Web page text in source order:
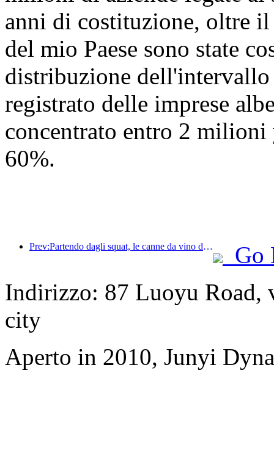
anni di costituzione, oltre
del mio Paese sono state
distribuzione
registrato delle imprese
concentrato entro 2 milioni
60%.
Prev:Partendo dagli squat, le canne da vino di piccole e medie dimensioni iniziano un nuovo viaggio di accumulo di energia
Go
Indirizzo: 87 Luoyu Road,
city
Aperto in 2010, Junyi